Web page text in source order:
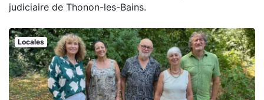
judiciaire de Thonon-les-Bains.
Locales